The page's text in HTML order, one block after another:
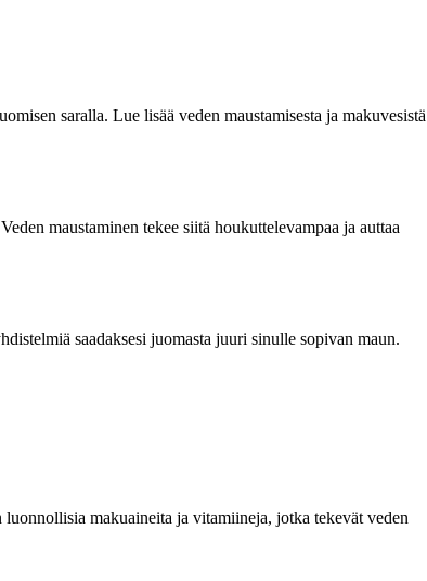
saralla. Lue lisää veden maustamisesta ja makuvesistä
maustaminen tekee siitä houkuttelevampaa ja auttaa
saadaksesi juomasta juuri sinulle sopivan maun.
makuaineita ja vitamiineja, jotka tekevät veden